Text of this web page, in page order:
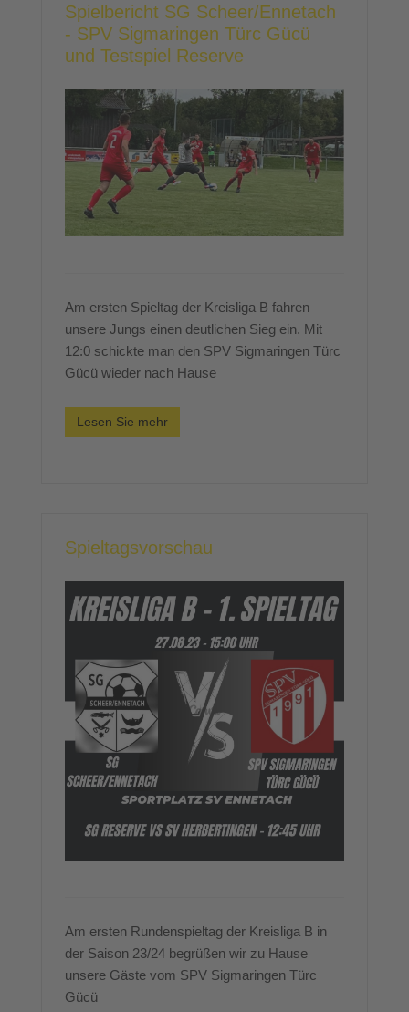
Spielbericht SG Scheer/Ennetach
- SPV Sigmaringen Türc Gücü
und Testspiel Reserve
Am ersten Spieltag der Kreisliga B fahren
unsere Jungs einen deutlichen Sieg ein. Mit
12:0 schickte man den SPV Sigmaringen Türc
Gücü wieder nach Hause
Lesen Sie mehr
Spieltagsvorschau
Am ersten Rundenspieltag der Kreisliga B in
der Saison 23/24 begrüßen wir zu Hause
unsere Gäste vom SPV Sigmaringen Türc
Gücü